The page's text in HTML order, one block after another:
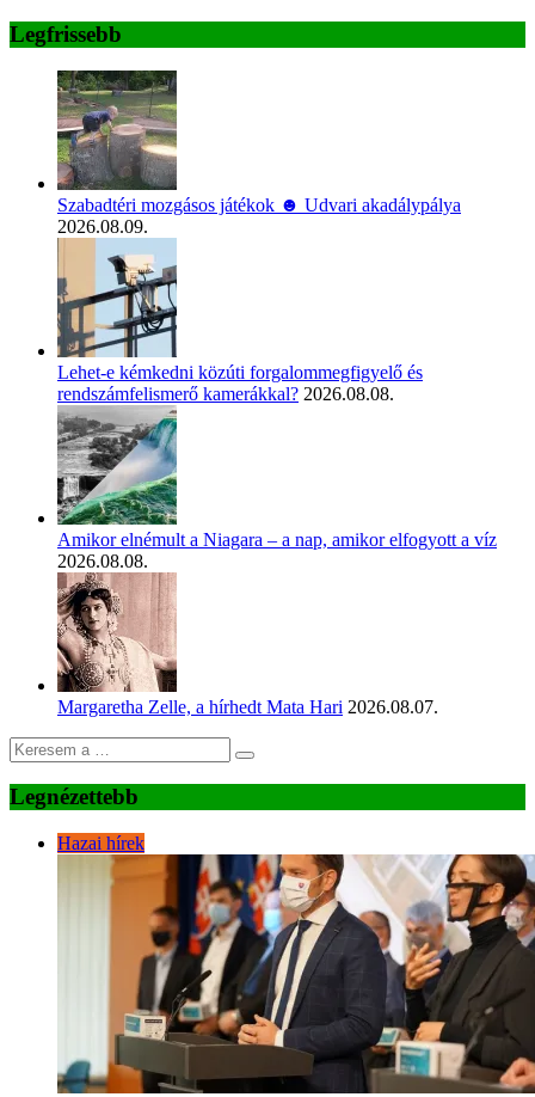
Legfrissebb
Szabadtéri mozgásos játékok ☻ Udvari akadálypálya
2026.08.09.
Lehet-e kémkedni közúti forgalommegfigyelő és
rendszámfelismerő kamerákkal? 2026.08.08.
Amikor elnémult a Niagara – a nap, amikor elfogyott a víz
2026.08.08.
Margaretha Zelle, a hírhedt Mata Hari 2026.08.07.
Legnézettebb
Hazai hírek